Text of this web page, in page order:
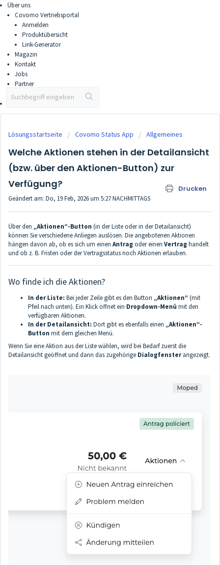
Über uns
Covomo Vertriebsportal
Anmelden
Produktübersicht
Link-Generator
Magazin
Kontakt
Jobs
Partner
Partner werden
Vertriebsportal
Lösungsstartseite Covomo Status App Allgemeines
Welche Aktionen stehen in der Detailansicht
(bzw. über den Aktionen-Button) zur
Verfügung?
Drucken
Geändert am: Do, 19 Feb, 2026 um 5:27 NACHMITTAGS
Über den „Aktionen“-Button (in der Liste oder in der Detailansicht)
können Sie verschiedene Anliegen auslösen. Die angebotenen Aktionen
hängen davon ab, ob es sich um einen Antrag oder einen Vertrag handelt
und ob z. B. Fristen oder der Vertragsstatus noch Aktionen erlauben.
Wo finde ich die Aktionen?
In der Liste: Bei jeder Zeile gibt es den Button „Aktionen“ (mit
Pfeil nach unten). Ein Klick öffnet ein Dropdown-Menü mit den
verfügbaren Aktionen.
In der Detailansicht: Dort gibt es ebenfalls einen „Aktionen“-
Button mit dem gleichen Menü.
Wenn Sie eine Aktion aus der Liste wählen, wird bei Bedarf zuerst die
Detailansicht geöffnet und dann das zugehörige Dialogfensterangezeigt.